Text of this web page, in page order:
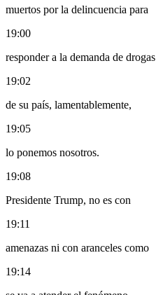
muertos por la delincuencia para
19:00
responder a la demanda de drogas
19:02
de su país, lamentablemente,
19:05
lo ponemos nosotros.
19:08
Presidente Trump, no es con
19:11
amenazas ni con aranceles como
19:14